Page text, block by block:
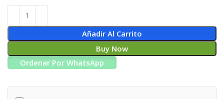
Añadir Al Carrito
Buy Now
Ordenar Por WhatsApp